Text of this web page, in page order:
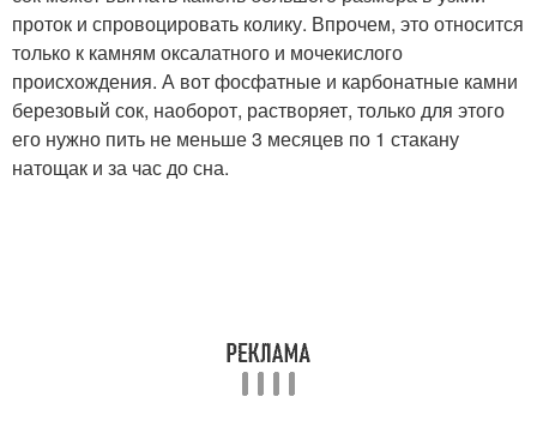
проток и спровоцировать колику. Впрочем, это относится
только к камням оксалатного и мочекислого
происхождения. А вот фосфатные и карбонатные камни
березовый сок, наоборот, растворяет, только для этого
его нужно пить не меньше 3 месяцев по 1 стакану
натощак и за час до сна.